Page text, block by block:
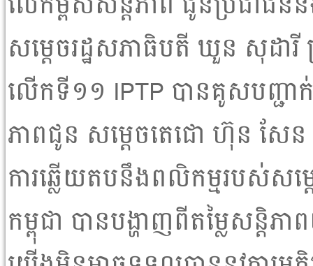
សម្តេចរដ្ឋសភាធិបតី ឃួន សុដា
លើកទី១១ IPTP បានគូសបញ្ជាក់
ភាពជូន សម្តេចតេជោ ហ៊ុន សែ
ការឆ្លើយតបនឹងពលិកម្មរបស់សម្ត
កម្ពុជា បានបង្ហាញពីតម្លៃសន្តិភា